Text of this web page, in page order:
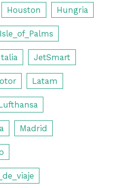
Houston Hungria
Isle_of_Palms
JetSmart
Latam
Madrid